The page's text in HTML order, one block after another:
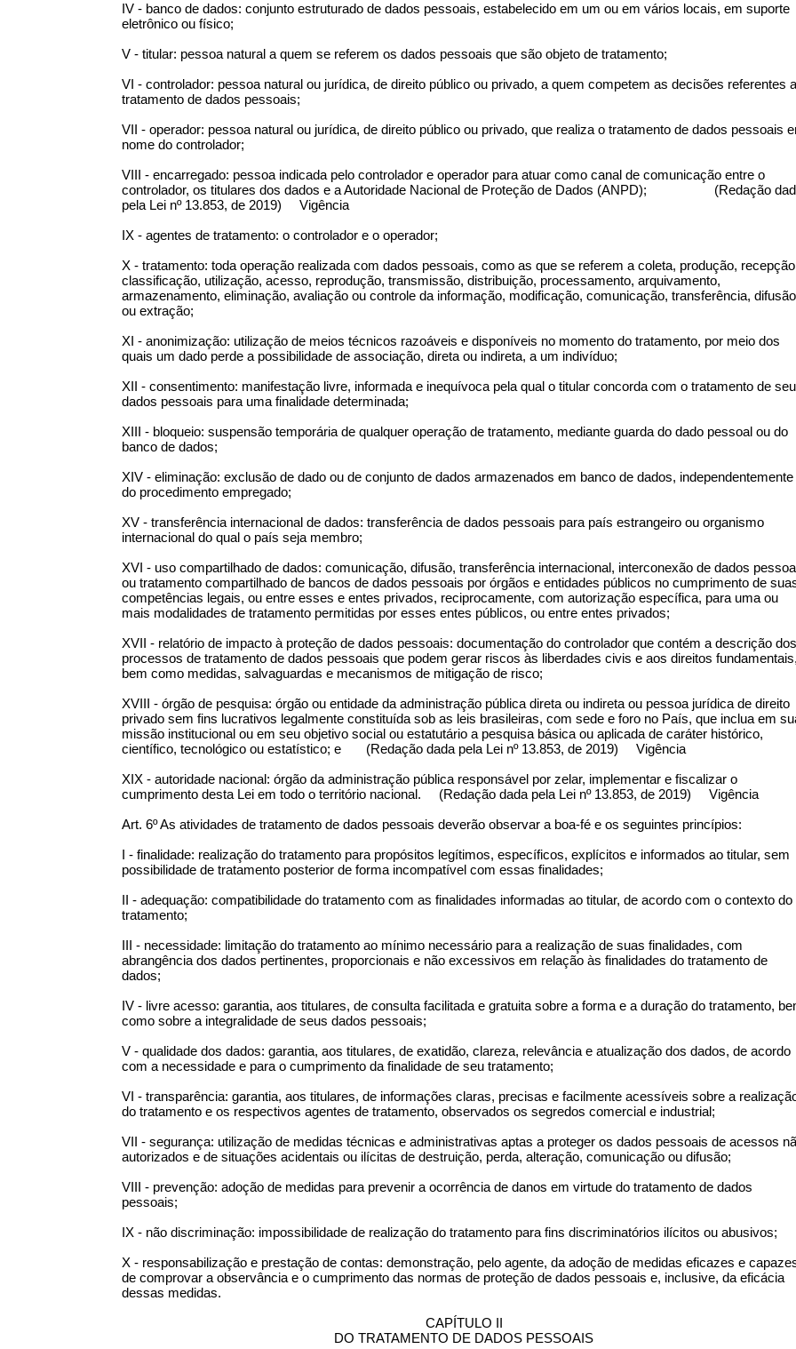
IV - banco de dados: conjunto estruturado de dados pessoais, estabelecido em um ou em vários locais, em suporte
eletrônico ou físico;
V - titular: pessoa natural a quem se referem os dados pessoais que são objeto de tratamento;
VI - controlador: pessoa natural ou jurídica, de direito público ou privado, a quem competem as decisões referentes
tratamento de dados pessoais;
VII - operador: pessoa natural ou jurídica, de direito público ou privado, que realiza o tratamento de dados pessoais
nome do controlador;
VIII - encarregado: pessoa indicada pelo controlador e operador para atuar como canal de comunicação entre o
controlador, os titulares dos dados e a Autoridade Nacional de Proteção de Dados (ANPD); (Redação
pela Lei nº 13.853, de 2019) Vigência
IX - agentes de tratamento: o controlador e o operador;
X - tratamento: toda operação realizada com dados pessoais, como as que se referem a coleta, produção,
classificação, utilização, acesso, reprodução, transmissão, distribuição, processamento, arquivamento,
armazenamento, eliminação, avaliação ou controle da informação, modificação, comunicação, transferência, difusão
ou extração;
XI - anonimização: utilização de meios técnicos razoáveis e disponíveis no momento do tratamento, por meio dos
quais um dado perde a possibilidade de associação, direta ou indireta, a um indivíduo;
XII - consentimento: manifestação livre, informada e inequívoca pela qual o titular concorda com o tratamento de
dados pessoais para uma finalidade determinada;
XIII - bloqueio: suspensão temporária de qualquer operação de tratamento, mediante guarda do dado pessoal ou do
banco de dados;
XIV - eliminação: exclusão de dado ou de conjunto de dados armazenados em banco de dados, independentemente
do procedimento empregado;
XV - transferência internacional de dados: transferência de dados pessoais para país estrangeiro ou organismo
internacional do qual o país seja membro;
XVI - uso compartilhado de dados: comunicação, difusão, transferência internacional, interconexão de dados
ou tratamento compartilhado de bancos de dados pessoais por órgãos e entidades públicos no cumprimento de
competências legais, ou entre esses e entes privados, reciprocamente, com autorização específica, para uma ou
mais modalidades de tratamento permitidas por esses entes públicos, ou entre entes privados;
XVII - relatório de impacto à proteção de dados pessoais: documentação do controlador que contém a descrição dos
processos de tratamento de dados pessoais que podem gerar riscos às liberdades civis e aos direitos fundamentais,
bem como medidas, salvaguardas e mecanismos de mitigação de risco;
XVIII - órgão de pesquisa: órgão ou entidade da administração pública direta ou indireta ou pessoa jurídica de direito
privado sem fins lucrativos legalmente constituída sob as leis brasileiras, com sede e foro no País, que inclua em
missão institucional ou em seu objetivo social ou estatutário a pesquisa básica ou aplicada de caráter histórico,
científico, tecnológico ou estatístico; e (Redação dada pela Lei nº 13.853, de 2019) Vigência
XIX - autoridade nacional: órgão da administração pública responsável por zelar, implementar e fiscalizar o
cumprimento desta Lei em todo o território nacional. (Redação dada pela Lei nº 13.853, de 2019) Vigência
Art. 6º As atividades de tratamento de dados pessoais deverão observar a boa-fé e os seguintes princípios:
I - finalidade: realização do tratamento para propósitos legítimos, específicos, explícitos e informados ao titular, sem
possibilidade de tratamento posterior de forma incompatível com essas finalidades;
II - adequação: compatibilidade do tratamento com as finalidades informadas ao titular, de acordo com o contexto do
tratamento;
III - necessidade: limitação do tratamento ao mínimo necessário para a realização de suas finalidades, com
abrangência dos dados pertinentes, proporcionais e não excessivos em relação às finalidades do tratamento de
dados;
IV - livre acesso: garantia, aos titulares, de consulta facilitada e gratuita sobre a forma e a duração do tratamento,
como sobre a integralidade de seus dados pessoais;
V - qualidade dos dados: garantia, aos titulares, de exatidão, clareza, relevância e atualização dos dados, de acordo
com a necessidade e para o cumprimento da finalidade de seu tratamento;
VI - transparência: garantia, aos titulares, de informações claras, precisas e facilmente acessíveis sobre a
do tratamento e os respectivos agentes de tratamento, observados os segredos comercial e industrial;
VII - segurança: utilização de medidas técnicas e administrativas aptas a proteger os dados pessoais de acessos
autorizados e de situações acidentais ou ilícitas de destruição, perda, alteração, comunicação ou difusão;
VIII - prevenção: adoção de medidas para prevenir a ocorrência de danos em virtude do tratamento de dados
pessoais;
IX - não discriminação: impossibilidade de realização do tratamento para fins discriminatórios ilícitos ou abusivos;
X - responsabilização e prestação de contas: demonstração, pelo agente, da adoção de medidas eficazes e
de comprovar a observância e o cumprimento das normas de proteção de dados pessoais e, inclusive, da eficácia
dessas medidas.
CAPÍTULO II
DO TRATAMENTO DE DADOS PESSOAIS